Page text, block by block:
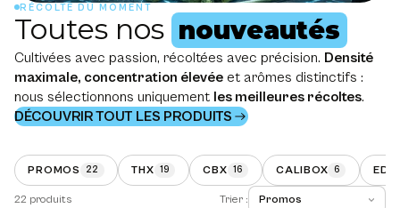
RÉCOLTE DU MOMENT
Toutes nos nouveautés
Cultivées avec passion, récoltées avec précision. Densité
maximale, concentration élevée et arômes distinctifs :
nous sélectionnons uniquement les meilleures récoltes.
DÉCOUVRIR TOUT LES PRODUITS
PROMOS 22 THX 19 CBX 16 CALIBOX 6
22 produits Trier :